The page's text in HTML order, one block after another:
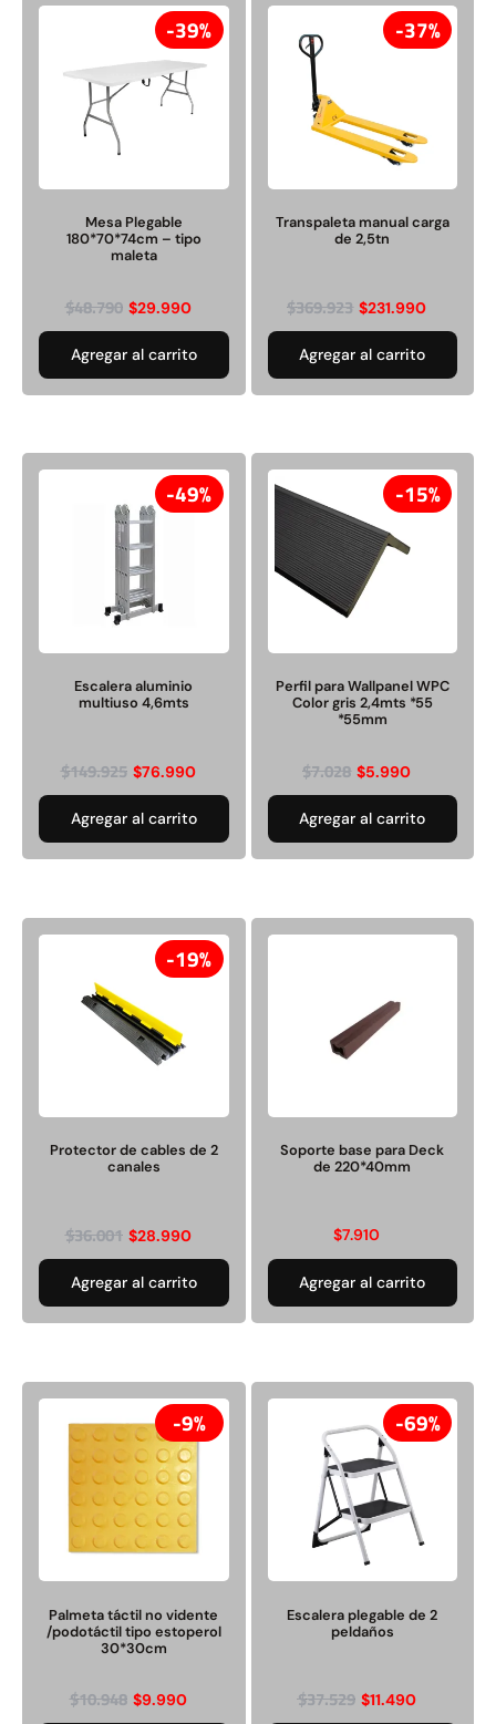
39%
Mesa Plegable
180*70*74cm – tipo
maleta
$48.790 $29.990
Agregar al carrito
37%
Transpaleta manual carga
de 2,5tn
$369.923 $231.990
Agregar al carrito
49%
Escalera aluminio
multiuso 4,6mts
$149.925 $76.990
Agregar al carrito
15%
Perfil para Wallpanel WPC
Color gris 2,4mts *55
*55mm
$7.028 $5.990
Agregar al carrito
19%
Protector de cables de 2
canales
$36.001 $28.990
Agregar al carrito
Soporte base para Deck
de 220*40mm
$7.910
Agregar al carrito
9%
Palmeta táctil no vidente
/podotáctil tipo estoperol
30*30cm
$10.948 $9.990
69%
Escalera plegable de 2
peldaños
$37.529 $11.490